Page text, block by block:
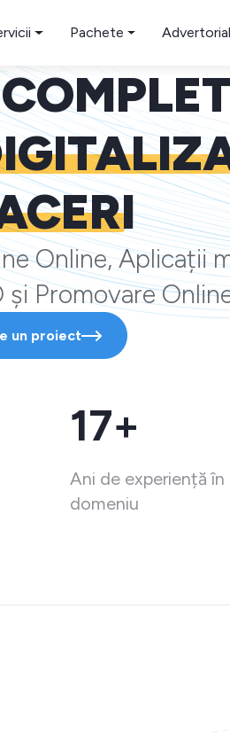
Pachete
Online, Aplicații
Promovare
un proiect
17+
Ani de experiență în
domeniu